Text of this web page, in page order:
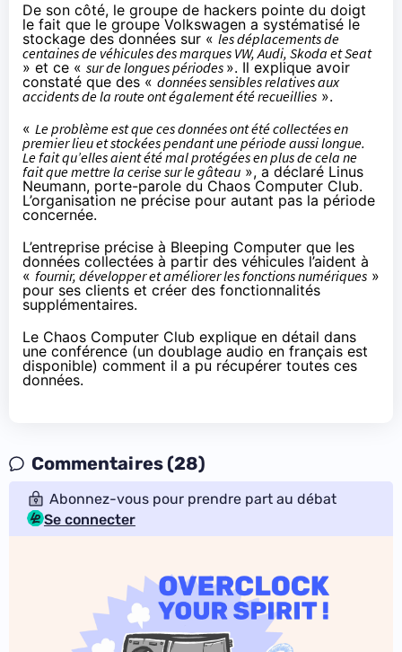
De son côté, le groupe de hackers pointe du doigt
le fait que le groupe Volkswagen a systématisé le
stockage des données sur « les déplacements de
centaines de véhicules des marques VW, Audi, Skoda et Seat
» et ce « sur de longues périodes ». Il explique avoir
constaté que des « données sensibles relatives aux
accidents de la route ont également été recueillies ».
« Le problème est que ces données ont été collectées en
premier lieu et stockées pendant une période aussi longue.
Le fait qu’elles aient été mal protégées en plus de cela ne
fait que mettre la cerise sur le gâteau », a déclaré Linus
Neumann, porte-parole du Chaos Computer Club.
L’organisation ne précise pour autant pas la période
concernée.
L’entreprise précise à Bleeping Computer que les
données collectées à partir des véhicules l’aident à
« fournir, développer et améliorer les fonctions numériques »
pour ses clients et créer des fonctionnalités
supplémentaires.
Le Chaos Computer Club explique en détail dans
une conférence (un doublage audio en français est
disponible) comment il a pu récupérer toutes ces
données.
Commentaires (28)
Abonnez-vous pour prendre part au débat
Se connecter